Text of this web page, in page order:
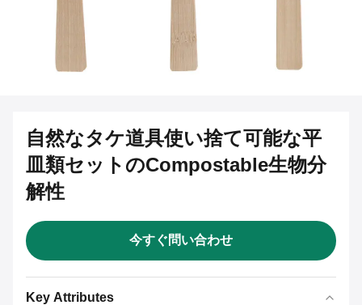
自然なタケ道具使い捨て可能な平
皿類セットのCompostable生物分
解性
今すぐ問い合わせ
Key Attributes